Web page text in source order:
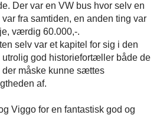
Der var en VW bus hvor selv en
fra samtiden, en anden ting var
værdig 60.000,-.
selv var et kapitel for sig i den
god historiefortæller både de
måske kunne sættes
af.
Viggo for en fantastisk god og